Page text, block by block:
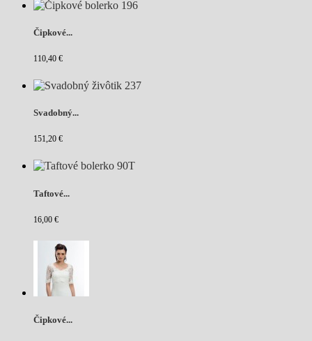
Čipkové...
110,40 €
Svadobný...
151,20 €
Taftové...
16,00 €
Čipkové...